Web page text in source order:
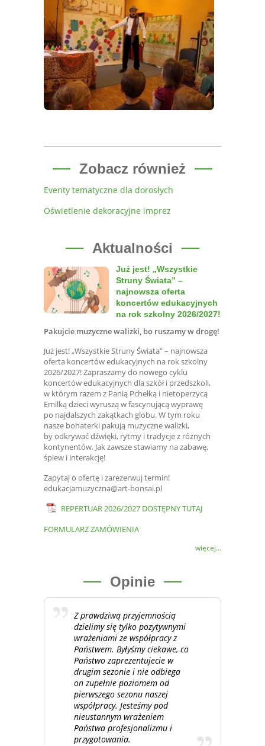
Zobacz również
Eventy tematyczne dla dorosłych
Oświetlenie dekoracyjne imprez
Aktualności
Już jest! „Wszystkie
Struny Świata” –
najnowsza oferta
koncertów edukacyjnych
na rok szkolny 2026/2027!
Pakujcie muzyczne walizki, bo ruszamy w drogę!
Już jest! „Wszystkie Struny Świata” – najnowsza
oferta koncertów edukacyjnych na rok szkolny
2026/2027! Zapraszamy do nowego cyklu
koncertów edukacyjnych dla szkół i przedszkoli,
w którym razem z Panią Pchełką i nietoperzycą
Emilką dzieci wyruszą w fascynującą wyprawę
po najdalszych zakątkach globu. W tym roku
nasze bohaterki pakują muzyczne walizki,
by odkrywać dźwięki, rytmy i tradycje z różnych
kontynentów. Jak zawsze stawiamy na zabawę,
śpiew i interakcję!
Zapytaj o ofertę i zarezerwuj termin!
edukacjamuzyczna@art-bonsai.pl
REPERTUAR 2026/2027 DOSTĘPNY TUTAJ
FORMULARZ ZAMÓWIENIA
więcej...
Opinie
Z prawdziwą przyjemnością
dzielimy się tylko pozytywnymi
wrażeniami ze współpracy z
Państwem. Byłyśmy ciekawe, co
Państwo zaprezentujecie w
drugim sezonie i nie odbiega
on zupełnie poziomem od
pierwszego sezonu naszej
współpracy. Jesteśmy pod
nieustannym wrażeniem
Państwa profesjonalizmu i
przygotowania.